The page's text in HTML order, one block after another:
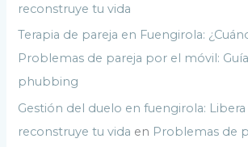
reconstruye tu vida
Terapia de pareja en Fuengirola:
Problemas de pareja por el móvil:
phubbing
Gestión del duelo en fuengirola:
reconstruye tu vida en Problemas de